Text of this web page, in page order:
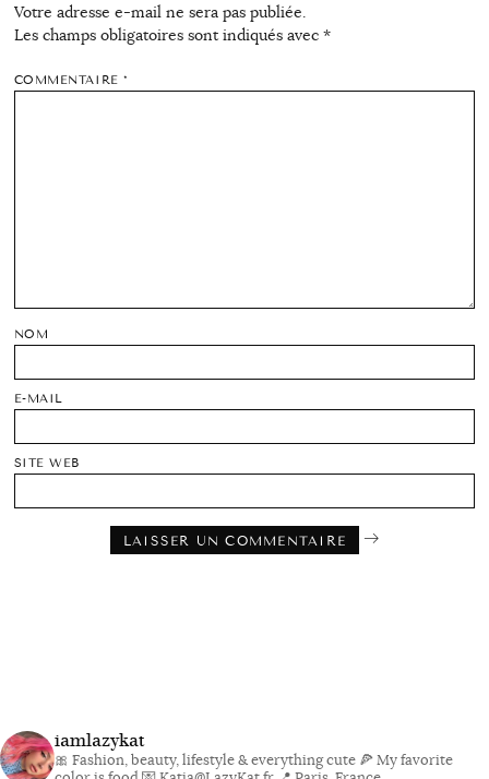
Votre adresse e-mail ne sera pas publiée.
Les champs obligatoires sont indiqués avec *
COMMENTAIRE*
NOM
E-MAIL
SITE WEB
iamlazykat
🎀 Fashion, beauty, lifestyle & everything cute 🍕 My favorite